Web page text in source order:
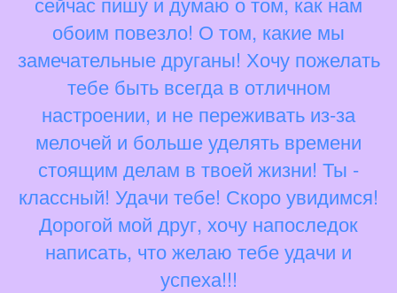
обоим повезло! О том, какие мы
замечательные друганы! Хочу пожелать
тебе быть всегда в отличном
настроении, и не переживать из-за
мелочей и больше уделять времени
стоящим делам в твоей жизни! Ты -
классный! Удачи тебе! Скоро увидимся!
Дорогой мой друг, хочу напоследок
написать, что желаю тебе удачи и
успеха!!!